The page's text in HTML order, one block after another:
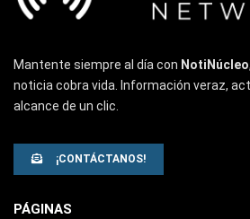
Mantente siempre al día con NotiNúcleo
noticia cobra vida. Información veraz,
alcance de un clic.
¡CONTÁCTANOS!
PÁGINAS